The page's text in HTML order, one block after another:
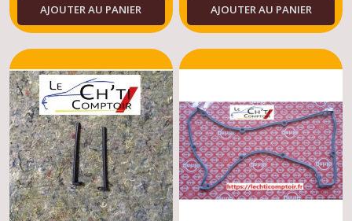
AJOUTER AU PANIER AJOUTER AU PANIER